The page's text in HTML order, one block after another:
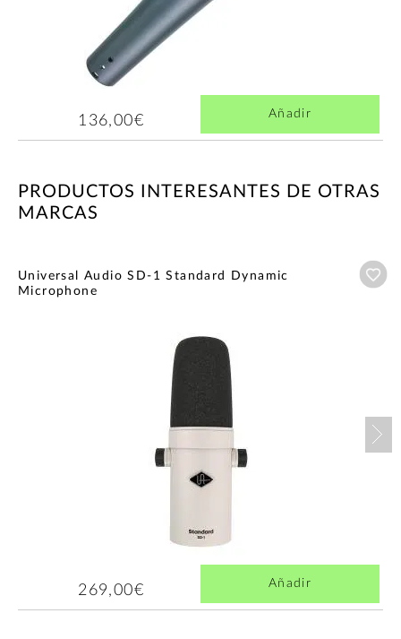
136,00€ Añadir
PRODUCTOS INTERESANTES DE OTRAS
MARCAS
Universal Audio SD-1 Standard Dynamic
Microphone
269,00€ Añadir